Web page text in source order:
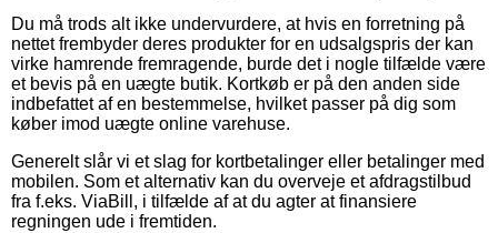
Du må trods alt ikke undervurdere, at hvis en forretning på
nettet frembyder deres produkter for en udsalgspris der kan
virke hamrende fremragende, burde det i nogle tilfælde være
et bevis på en uægte butik. Kortkøb er på den anden side
indbefattet af en bestemmelse, hvilket passer på dig som
køber imod uægte online varehuse.
Generelt slår vi et slag for kortbetalinger eller betalinger med
mobilen. Som et alternativ kan du overveje et afdragstilbud
fra f.eks. ViaBill, i tilfælde af at du agter at finansiere
regningen ude i fremtiden.